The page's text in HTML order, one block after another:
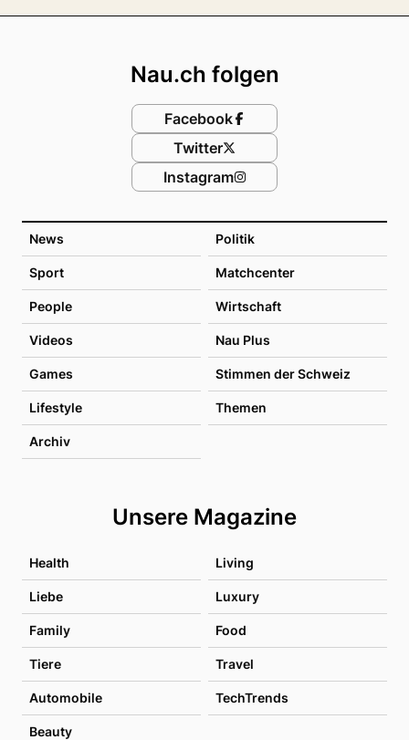
News Politik
Sport Matchcenter
People Wirtschaft
Videos Nau Plus
Games Stimmen der Schweiz
Lifestyle Themen
Archiv
Unsere Magazine
Health Living
Liebe Luxury
Family Food
Tiere Travel
Automobile TechTrends
Beauty
Nau.ch folgen
Facebook
Twitter
Instagram